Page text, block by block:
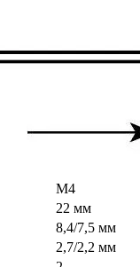
М4
22 мм
8,4/7,5 мм
2,7/2,2 мм